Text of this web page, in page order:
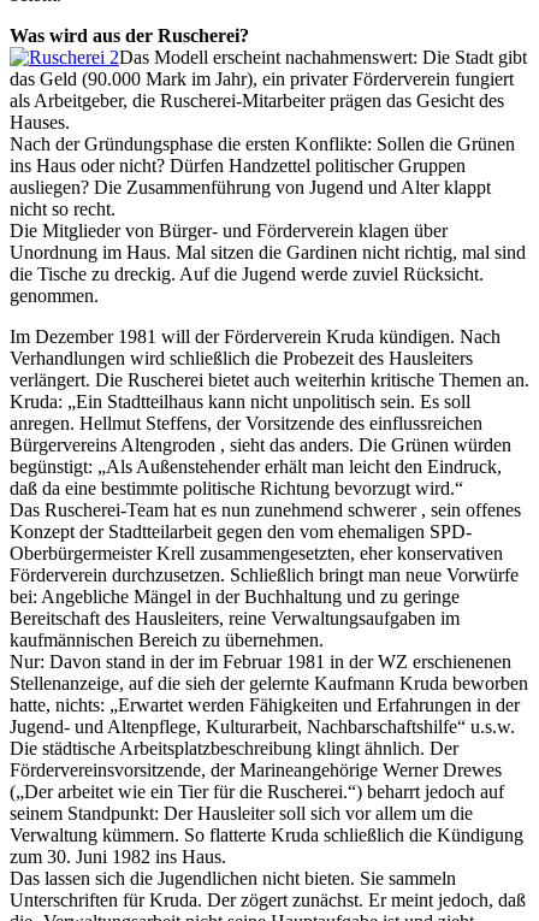
Was wird aus der Ruscherei?
Das Modell erscheint nachahmenswert: Die Stadt gibt
das Geld (90.000 Mark im Jahr), ein privater Förderverein fungiert
als Arbeitgeber, die Ruscherei-Mitarbeiter prägen das Gesicht des
Hauses.
Nach der Gründungsphase die ersten Konflikte: Sollen die Grünen
ins Haus oder nicht? Dürfen Handzettel politischer Gruppen
ausliegen? Die Zusammenführung von Jugend und Alter klappt
nicht so recht.
Die Mitglieder von Bürger- und Förderverein klagen über
Unordnung im Haus. Mal sitzen die Gardinen nicht richtig, mal sind
die Tische zu dreckig. Auf die Jugend werde zuviel Rücksicht.
genommen.
Im Dezember 1981 will der Förderverein Kruda kündigen. Nach
Verhandlungen wird schließlich die Probezeit des Hausleiters
verlängert. Die Ruscherei bietet auch weiterhin kritische Themen an.
Kruda: „Ein Stadtteilhaus kann nicht unpolitisch sein. Es soll
anregen. Hellmut Steffens, der Vorsitzende des einflussreichen
Bürgervereins Altengroden , sieht das anders. Die Grünen würden
begünstigt: „Als Außenstehender erhält man leicht den Eindruck,
daß da eine bestimmte politische Richtung bevorzugt wird.“
Das Ruscherei-Team hat es nun zunehmend schwerer , sein offenes
Konzept der Stadtteilarbeit gegen den vom ehemaligen SPD-
Oberbürgermeister Krell zusammengesetzten, eher konservativen
Förderverein durchzusetzen. Schließlich bringt man neue Vorwürfe
bei: Angebliche Mängel in der Buchhaltung und zu geringe
Bereitschaft des Hausleiters, reine Verwaltungsaufgaben im
kaufmännischen Bereich zu übernehmen.
Nur: Davon stand in der im Februar 1981 in der WZ erschienenen
Stellenanzeige, auf die sieh der gelernte Kaufmann Kruda beworben
hatte, nichts: „Erwartet werden Fähigkeiten und Erfahrungen in der
Jugend- und Altenpflege, Kulturarbeit, Nachbarschaftshilfe“ u.s.w.
Die städtische Arbeitsplatzbeschreibung klingt ähnlich. Der
Fördervereinsvorsitzende, der Marineangehörige Werner Drewes
(„Der arbeitet wie ein Tier für die Ruscherei.“) beharrt jedoch auf
seinem Standpunkt: Der Hausleiter soll sich vor allem um die
Verwaltung kümmern. So flatterte Kruda schließlich die Kündigung
zum 30. Juni 1982 ins Haus.
Das lassen sich die Jugendlichen nicht bieten. Sie sammeln
Unterschriften für Kruda. Der zögert zunächst. Er meint jedoch, daß